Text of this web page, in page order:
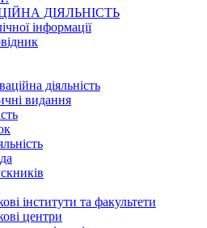
ДІЯЛЬНІСТЬ
інформації
діяльність
видання
інститути та факультети
центри